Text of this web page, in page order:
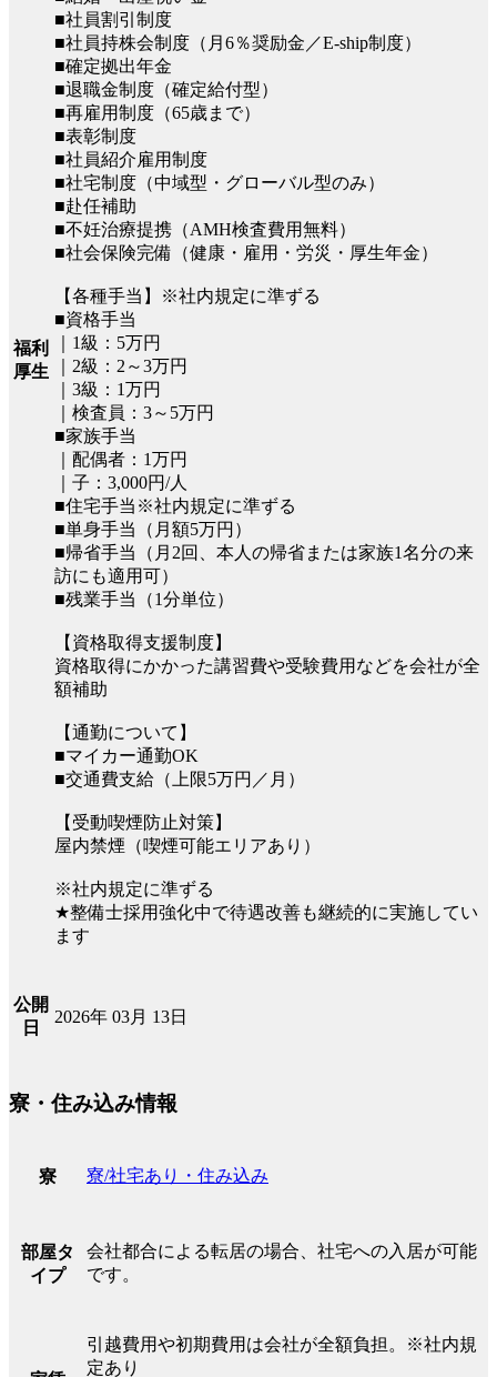
福利
厚生
■社員割引制度
■社員持株会制度（月6％奨励金／E-ship制度）
■確定拠出年金
■退職金制度（確定給付型）
■再雇用制度（65歳まで）
■表彰制度
■社員紹介雇用制度
■社宅制度（中域型・グローバル型のみ）
■赴任補助
■不妊治療提携（AMH検査費用無料）
■社会保険完備（健康・雇用・労災・厚生年金）
【各種手当】※社内規定に準ずる
■資格手当
｜1級：5万円
｜2級：2～3万円
｜3級：1万円
｜検査員：3～5万円
■家族手当
｜配偶者：1万円
｜子：3,000円/人
■住宅手当※社内規定に準ずる
■単身手当（月額5万円）
■帰省手当（月2回、本人の帰省または家族1名分の来
訪にも適用可）
■残業手当（1分単位）
【資格取得支援制度】
資格取得にかかった講習費や受験費用などを会社が全
額補助
【通勤について】
■マイカー通勤OK
■交通費支給（上限5万円／月）
【受動喫煙防止対策】
屋内禁煙（喫煙可能エリアあり）
※社内規定に準ずる
★整備士採用強化中で待遇改善も継続的に実施してい
ます
公開
日
2026年 03月 13日
寮・住み込み情報
寮 寮/社宅あり・住み込み
部屋タ
イプ
会社都合による転居の場合、社宅への入居が可能
です。
引越費用や初期費用は会社が全額負担。※社内規
定あり